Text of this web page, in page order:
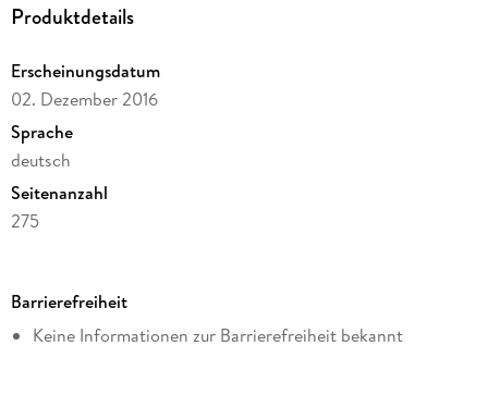
Produktdetails
Erscheinungsdatum
02. Dezember 2016
Sprache
deutsch
Seitenanzahl
275
Altersempfehlung
ab 16 Jahre
Barrierefreiheit
Keine Informationen zur Barrierefreiheit bekannt